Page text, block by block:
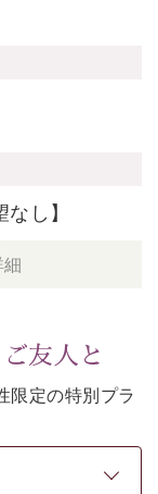
し】
友人と
限定の特別プラ
ちら。